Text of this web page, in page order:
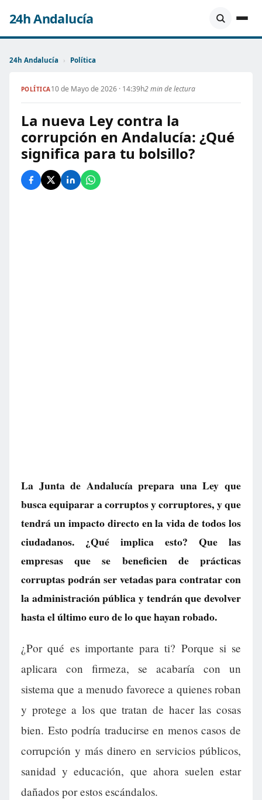
24h Andalucía
24h Andalucía › Política
POLÍTICA10 de Mayo de 2026 · 14:39h2 min de lectura
La nueva Ley contra la
corrupción en Andalucía: ¿Qué
significa para tu bolsillo?
La Junta de Andalucía prepara una Ley que
busca equiparar a corruptos y corruptores, y que
tendrá un impacto directo en la vida de todos los
ciudadanos. ¿Qué implica esto? Que las
empresas que se beneficien de prácticas
corruptas podrán ser vetadas para contratar con
la administración pública y tendrán que devolver
hasta el último euro de lo que hayan robado.
¿Por qué es importante para ti? Porque si se
aplicara con firmeza, se acabaría con un
sistema que a menudo favorece a quienes roban
y protege a los que tratan de hacer las cosas
bien. Esto podría traducirse en menos casos de
corrupción y más dinero en servicios públicos,
sanidad y educación, que ahora suelen estar
dañados por estos escándalos.